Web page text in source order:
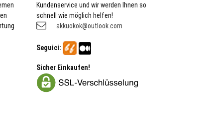
Kundenservice und wir werden Ihnen so
schnell wie möglich helfen!
akkuokok@outlook.com
Seguici:
Sicher Einkaufen!